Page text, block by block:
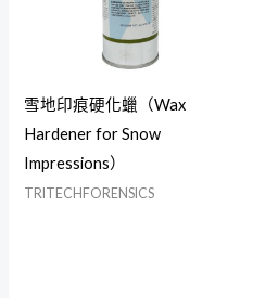
雪地印痕硬化蠟（Wax
Hardener for Snow
Impressions）
TRITECHFORENSICS